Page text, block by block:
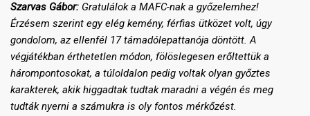
Szarvas Gábor: Gratulálok a MAFC-nak a győzelemhez!
Érzésem szerint egy elég kemény, férfias ütközet volt, úgy
gondolom, az ellenfél 17 támadólepattanója döntött. A
végjátékban érthetetlen módon, fölöslegesen erőltettük a
hárompontosokat, a túloldalon pedig voltak olyan győztes
karakterek, akik higgadtak tudtak maradni a végén és meg
tudták nyerni a számukra is oly fontos mérkőzést.